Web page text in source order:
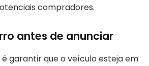
compradores.
antes de anunciar
garantir que o veículo esteja em